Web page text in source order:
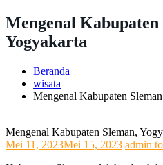
Mengenal Kabupaten
Yogyakarta
Beranda
wisata
Mengenal Kabupaten
Mengenal Kabupaten Sleman,
Mei 11, 2023Mei 15, 2023 admin